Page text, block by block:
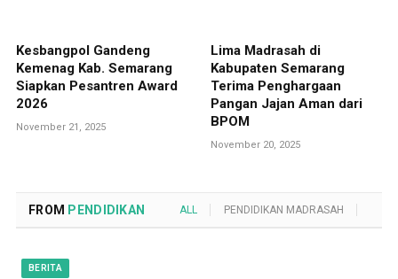
Kesbangpol Gandeng
Kemenag Kab. Semarang
Siapkan Pesantren Award
2026
November 21, 2025
Lima Madrasah di
Kabupaten Semarang
Terima Penghargaan
Pangan Jajan Aman dari
BPOM
November 20, 2025
FROM PENDIDIKAN ALL PENDIDIKAN MADRASAH
BERITA